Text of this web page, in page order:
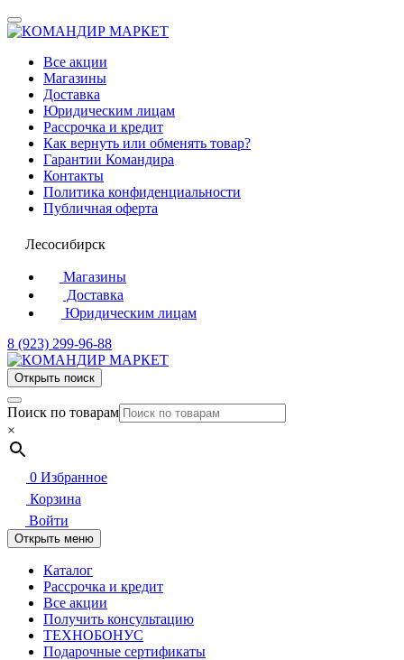
Все акции
Магазины
Доставка
Юридическим лицам
Рассрочка и кредит
Как вернуть или обменять товар?
Гарантии Командира
Контакты
Политика конфиденциальности
Публичная оферта
Лесосибирск
Магазины
Доставка
Юридическим лицам
8 (923) 299-96-88
Открыть поиск
Поиск по товарам
×
0 Избранное
Корзина
Войти
Открыть меню
Каталог
Рассрочка и кредит
Все акции
Получить консультацию
ТЕХНОБОНУС
Подарочные сертификаты